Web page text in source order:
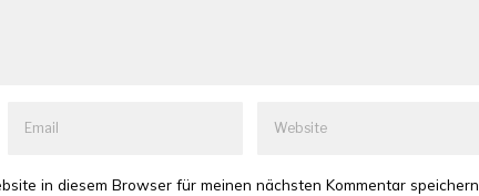
in diesem Browser für meinen nächsten Kommentar speichern.